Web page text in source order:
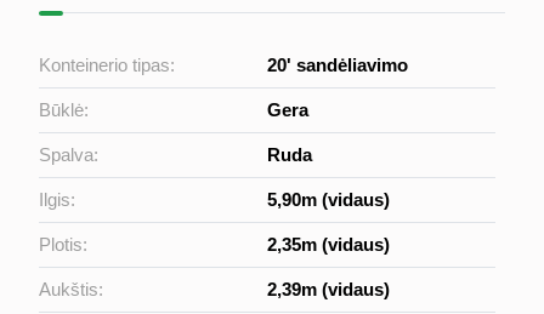
Konteinerio tipas: 20' sandėliavimo
Būklė: Gera
Spalva: Ruda
Ilgis: 5,90m (vidaus)
Plotis: 2,35m (vidaus)
Aukštis: 2,39m (vidaus)